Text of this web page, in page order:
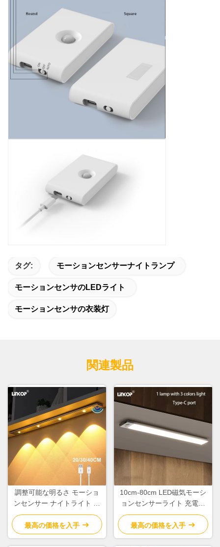
タグ: モーションセンサーナイトランプ
モーションセンサのLEDライト
モーションセンサの衣装灯
関連製品
調整可能な明るさ モーショ
ンセンサー ナイトライト マ
ルチ仕様 モーションセンサ
ー クローゼットライト
最高の価格を入手
10cm-80cm LED磁気モーシ
ョンセンサーライト 充電式
120°センサー角度
最高の価格を入手